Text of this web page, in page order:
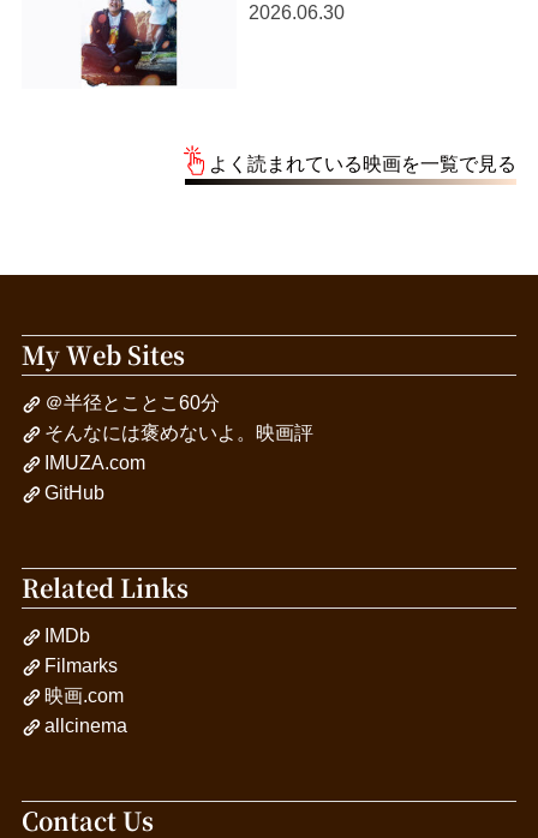
2026.06.30
よく読まれている映画を一覧で見る
My Web Sites
＠半径とことこ60分
そんなには褒めないよ。映画評
IMUZA.com
GitHub
Related Links
IMDb
Filmarks
映画.com
allcinema
Contact Us